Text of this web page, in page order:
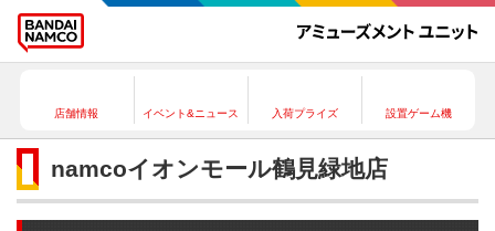
店舗情報 イベント&ニュース 入荷プライズ 設置ゲーム機
namcoイオンモール鶴見緑地店